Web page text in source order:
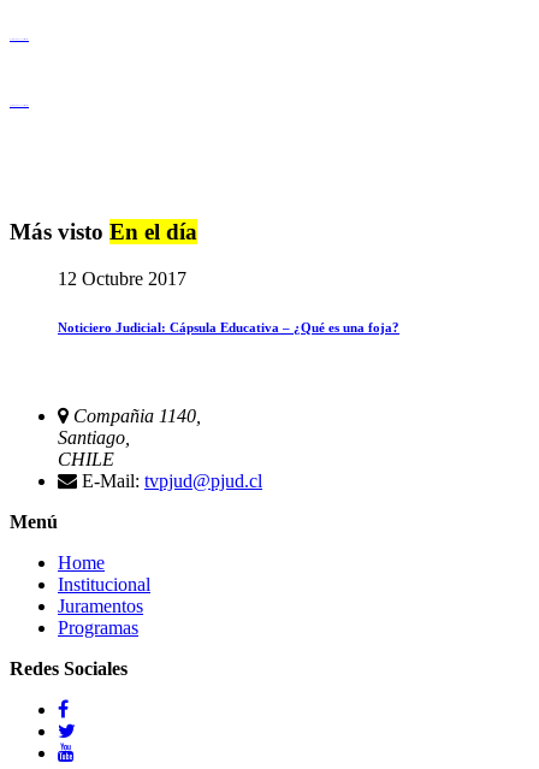
Más visto En el día
12 Octubre 2017
Noticiero Judicial: Cápsula Educativa – ¿Qué es una foja?
Compañia 1140,
Santiago,
CHILE
E-Mail: tvpjud@pjud.cl
Menú
Home
Institucional
Juramentos
Programas
Redes Sociales